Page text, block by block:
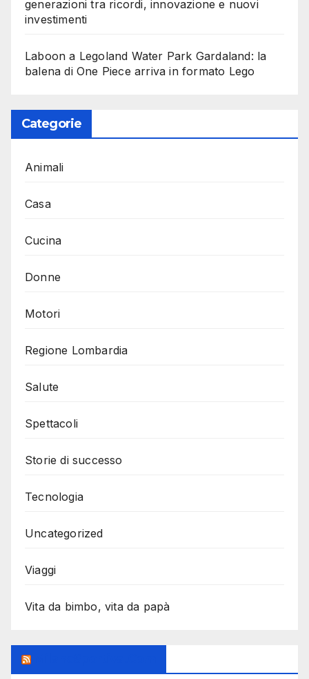
generazioni tra ricordi, innovazione e nuovi
investimenti
Laboon a Legoland Water Park Gardaland: la
balena di One Piece arriva in formato Lego
Categorie
Animali
Casa
Cucina
Donne
Motori
Regione Lombardia
Salute
Spettacoli
Storie di successo
Tecnologia
Uncategorized
Viaggi
Vita da bimbo, vita da papà